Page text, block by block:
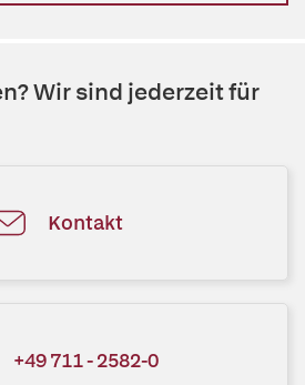
Wir sind jederzeit für
Kontakt
+49 711 - 2582-0